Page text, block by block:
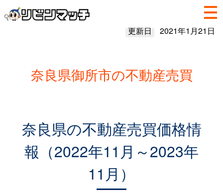
更新日 2021年1月21日
奈良県御所市の不動産売買
奈良県の不動産売買価格情
報（2022年11月～2023年
11月）